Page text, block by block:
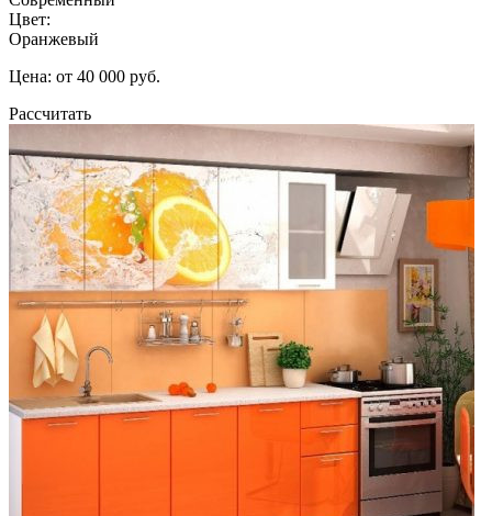
Цвет:
Оранжевый
Цена: от 40 000 руб.
Рассчитать